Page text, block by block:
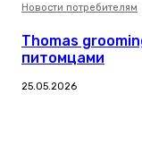
Новости потребителям
Thomas
питомцами
25.05.2026